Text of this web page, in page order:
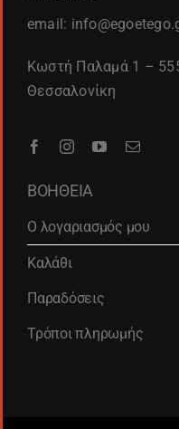
email:
Κωστή Παλαμά 1 –
Θεσσαλονίκη
ΒΟΗΘΕΙΑ
Ο λογαριασμός μου
Καλάθι
Παραδόσεις
Τρόποι πληρωμής